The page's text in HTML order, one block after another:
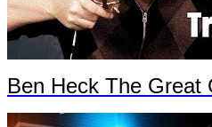
Ben Heck The Great